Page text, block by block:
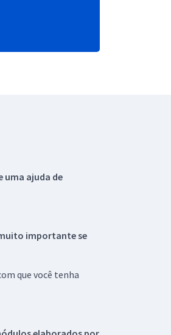
uma ajuda de
importante se
que você tenha